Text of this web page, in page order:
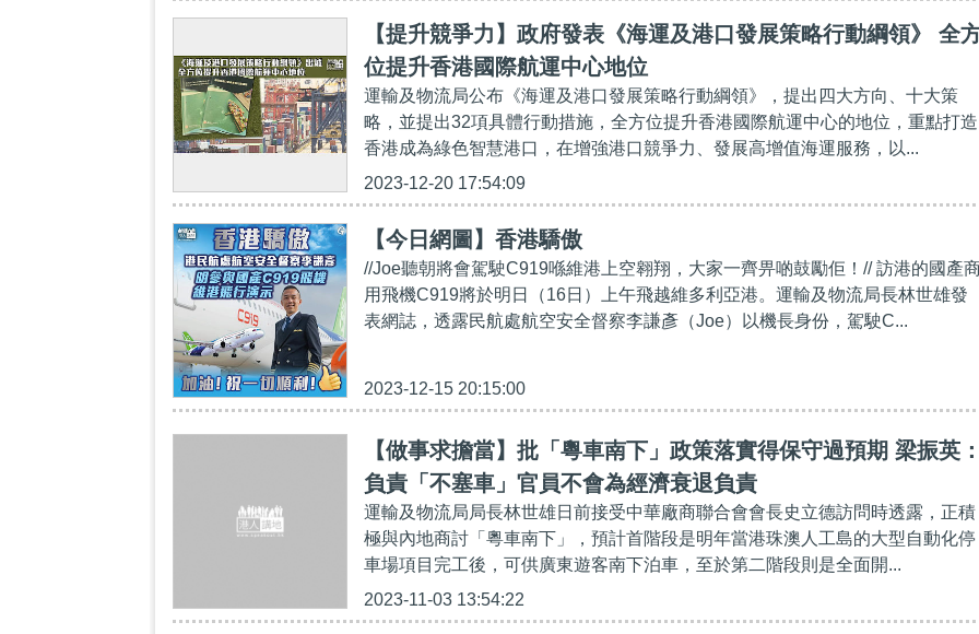
【提升競爭力】政府發表《海運及港口發展策略行動綱領》 全
位提升香港國際航運中心地位
運輸及物流局公布《海運及港口發展策略行動綱領》，提出四大方向、十大策
略，並提出32項具體行動措施，全方位提升香港國際航運中心的地位，重點打造
香港成為綠色智慧港口，在增強港口競爭力、發展高增值海運服務，以...
2023-12-20 17:54:09
【今日網圖】香港驕傲
//Joe聽朝將會駕駛C919喺維港上空翱翔，大家一齊畀啲鼓勵佢！// 訪港的國產
用飛機C919將於明日（16日）上午飛越維多利亞港。運輸及物流局長林世雄發
表網誌，透露民航處航空安全督察李謙彥（Joe）以機長身份，駕駛C...
2023-12-15 20:15:00
【做事求擔當】批「粵車南下」政策落實得保守過預期 梁振英
負責「不塞車」官員不會為經濟衰退負責
運輸及物流局局長林世雄日前接受中華廠商聯合會會長史立德訪問時透露，正積
極與內地商討「粵車南下」，預計首階段是明年當港珠澳人工島的大型自動化停
車場項目完工後，可供廣東遊客南下泊車，至於第二階段則是全面開...
2023-11-03 13:54:22